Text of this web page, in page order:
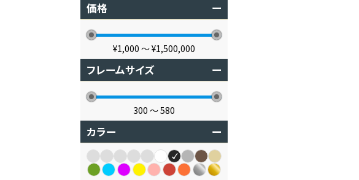
価格 ー
¥1,000 〜¥1,500,000
フレームサイズ ー
300 〜580
カラー ー